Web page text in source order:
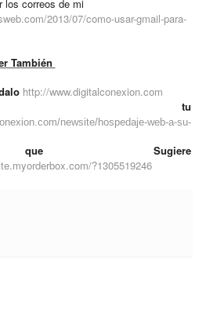
los correos de mi
2013/07/como-usar-gmail-para-
También
http://www.digitalconexion.com
tu
newsite/hospedaje-web-a-su-
que Sugiere
?1305519246